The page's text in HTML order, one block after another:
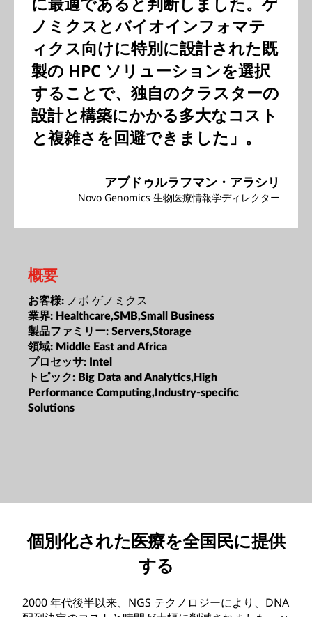
ノミクスとバイオインフォマテ
ィクス向けに特別に設計された既
製の HPC ソリューションを選択
することで、独自のクラスターの
設計と構築にかかる多大なコスト
と複雑さを回避できました」。
アブドゥルラフマン・アラシリ
Novo Genomics 生物医療情報学ディレクター
概要
お客様: ノボ ゲノミクス
業界: Healthcare,SMB,Small Business
製品ファミリー: Servers,Storage
領域: Middle East and Africa
プロセッサ: Intel
トピック: Big Data and Analytics,High
Performance Computing,Industry-specific
Solutions
個別化された医療を全国民に提供
する
2000 年代後半以来、NGS テクノロジーにより、DNA